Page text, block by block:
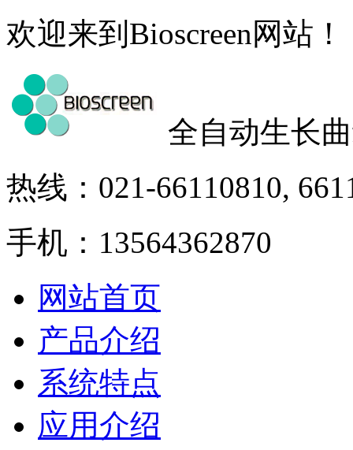
欢迎来到Bioscreen网站！
全自动生长
热线：021-66110810,
手机：13564362870
网站首页
产品介绍
系统特点
应用介绍